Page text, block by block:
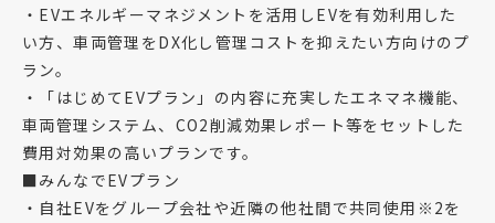
・EVエネルギーマネジメントを活用しEVを有効利用した
い方、車両管理をDX化し管理コストを抑えたい方向けのプ
ラン。
・「はじめてEVプラン」の内容に充実したエネマネ機能、
車両管理システム、CO2削減効果レポート等をセットした
費用対効果の高いプランです。
■みんなでEVプラン
・自社EVをグループ会社や近隣の他社間で共同使用※2を